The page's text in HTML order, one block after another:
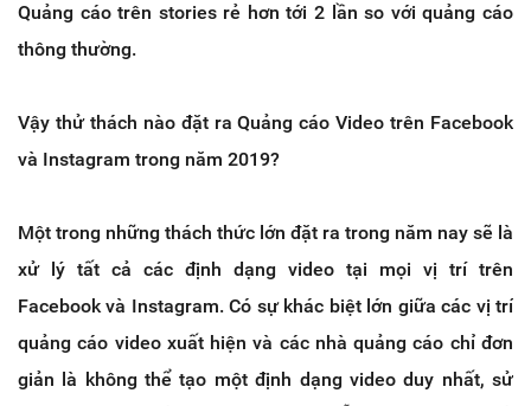
Quảng cáo trên stories rẻ hơn tới 2 lần so với quảng cáo
thông thường.
Vậy thử thách nào đặt ra Quảng cáo Video trên Facebook
và Instagram trong năm 2019?
Một trong những thách thức lớn đặt ra trong năm nay sẽ là
xử lý tất cả các định dạng video tại mọi vị trí trên
Facebook và Instagram. Có sự khác biệt lớn giữa các vị trí
quảng cáo video xuất hiện và các nhà quảng cáo chỉ đơn
giản là không thể tạo một định dạng video duy nhất, sử